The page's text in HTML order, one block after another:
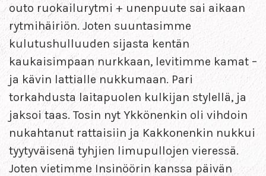
outo ruokailurytmi + unenpuute sai aikaan
rytmihäiriön. Joten suuntasimme
kulutushulluuden sijasta kentän
kaukaisimpaan nurkkaan, levitimme kamat –
ja kävin lattialle nukkumaan. Pari
torkahdusta laitapuolen kulkijan stylellä, ja
jaksoi taas. Tosin nyt Ykkönenkin oli vihdoin
nukahtanut rattaisiin ja Kakkonenkin nukkui
tyytyväisenä tyhjien limupullojen vieressä.
Joten vietimme Insinöörin kanssa päivän